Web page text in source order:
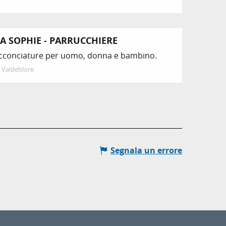
SOPHIE - PARRUCCHIERE
per uomo, donna e bambino.
Valdeblore
Segnala un errore